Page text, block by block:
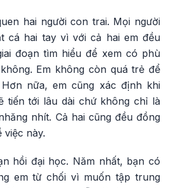
hai người con trai. Mọi người
cá hai tay vì với cả hai em đều
đoạn tìm hiểu để xem có phù
Em không còn quá trẻ để
nữa, em cũng xác định khi
tiến tới lâu dài chứ không chỉ là
nhít. Cả hai cũng đều đồng
việc này.
hồi đại học. Năm nhất, bạn có
em từ chối vì muốn tập trung